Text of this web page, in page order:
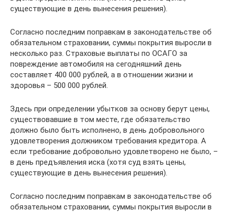
существующие в день вынесения решения).
Согласно последним поправкам в законодательстве об
обязательном страховании, суммы покрытия выросли в
несколько раз. Страховые выплаты по ОСАГО за
повреждение автомобиля на сегодняшний день
составляет 400 000 рублей, а в отношении жизни и
здоровья – 500 000 рублей.
Здесь при определении убытков за основу берут цены,
существовавшие в том месте, где обязательство
должно было быть исполнено, в день добровольного
удовлетворения должником требования кредитора. А
если требование добровольно удовлетворено не было, –
в день предъявления иска (хотя суд взять цены,
существующие в день вынесения решения).
Согласно последним поправкам в законодательстве об
обязательном страховании, суммы покрытия выросли в